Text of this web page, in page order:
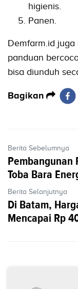
higienis.
Panen.
Demfarm.id
panduan
bisa diunduh
Bagikan
Berita Sebelumnya
Pembangunan
Toba Bara
Berita Selanjutnya
Di Batam,
Mencapai Rp